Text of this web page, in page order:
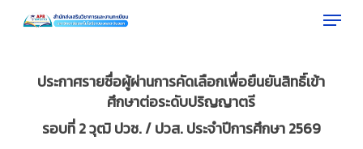
Menu
ประกาศรายชื่อผู้ผ่านการคัดเลือกเพื่อยืนยันสิทธิ์เข้า
ศึกษาต่อระดับปริญญาตรี
รอบที่ 2 วุฒิ ปวช. / ปวส. ประจำปีการศึกษา 2569